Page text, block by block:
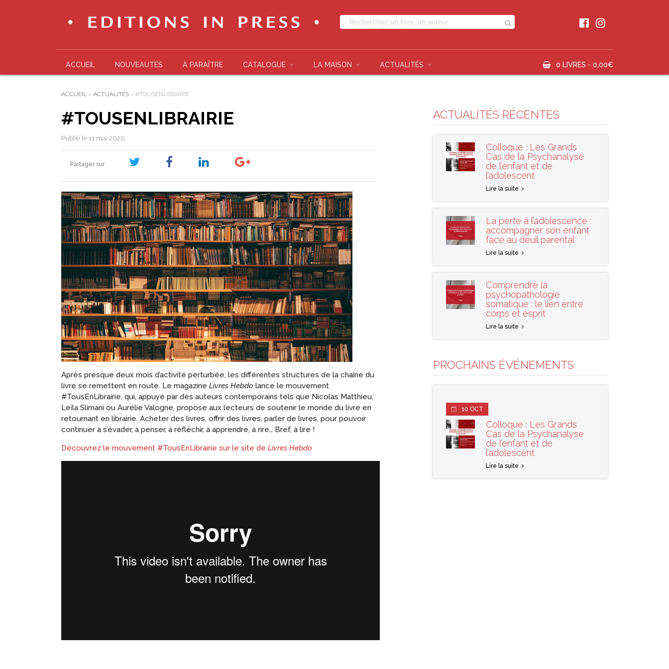
ACCUEIL NOUVEAUTÉS À PARAÎTRE CATALOGUE LA MAISON ACTUALITÉS 0 LIVRES - 0,00€
ACCUEIL »ACTUALITÉS »#TOUSENLIBRAIRIE
#TOUSENLIBRAIRIE
Publié le 11 mai 2020
Partager sur
Après presque deux mois d’activité perturbée, les différentes structures de la chaîne du
livre se remettent en route. Le magazineLivres Hebdo lance le mouvement
#TousEnLibrairie, qui, appuyé par des auteurs contemporains tels que Nicolas Matthieu,
Leïla Slimani ou Aurélie Valogne, propose aux lecteurs de soutenir le monde du livre en
retournant en librairie. Acheter des livres, offrir des livres, parler de livres, pour pouvoir
continuer à s’évader, à penser, à réfléchir, à apprendre, à rire… Bref, à lire !
Découvrez le mouvement #TousEnLibrairie sur le site deLivres Hebdo
ACTUALITÉS RÉCENTES
Colloque : Les Grands
Cas de la Psychanalyse
de l’enfant et de
l’adolescent
Lire la suite
La perte à l’adolescence :
accompagner son enfant
face au deuil parental
Lire la suite
Comprendre la
psychopathologie
somatique : le lien entre
corps et esprit
Lire la suite
PROCHAINS ÉVÉNEMENTS
10 OCT
Colloque : Les Grands
Cas de la Psychanalyse
de l’enfant et de
l’adolescent
Lire la suite